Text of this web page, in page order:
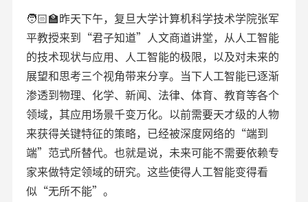
🧑🏻‍🏫昨天下午，复旦大学计算机科学技术学院张军
平教授来到“君子知道”人文商道讲堂，从人工智能
的技术现状与应用、人工智能的极限，以及对未来的
展望和思考三个视角带来分享。当下人工智能已逐渐
渗透到物理、化学、新闻、法律、体育、教育等各个
领域，其应用场景千变万化。以前需要天才级的人物
来获得关键特征的策略，已经被深度网络的“端到
端”范式所替代。也就是说，未来可能不需要依赖专
家来做特定领域的研究。这些使得人工智能变得看
似“无所不能”。